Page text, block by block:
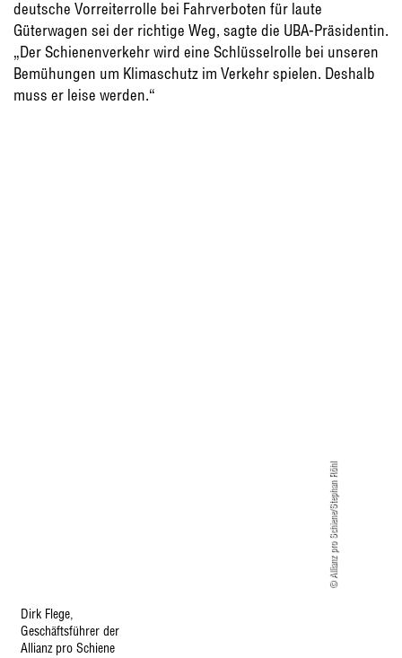
deutsche Vorreiterrolle bei Fahrverboten für laute
Güterwagen sei der richtige Weg, sagte die UBA-Präsidentin.
„Der Schienenverkehr wird eine Schlüsselrolle bei unseren
Bemühungen um Klimaschutz im Verkehr spielen. Deshalb
muss er leise werden.“
© Allianz pro Schiene/Stephan Röhl
Dirk Flege,
Geschäftsführer der
Allianz pro Schiene